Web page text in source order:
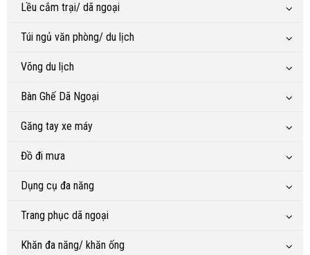
Lều cắm trại/ dã ngoại
Túi ngủ văn phòng/ du lịch
Võng du lịch
Bàn Ghế Dã Ngoại
Găng tay xe máy
Đồ đi mưa
Dụng cụ đa năng
Trang phục dã ngoại
Khăn đa năng/ khăn ống